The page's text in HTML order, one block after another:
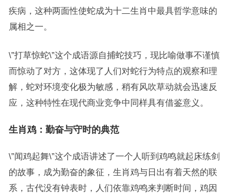
疾病，这种两面性使蛇成为十二生肖中最具哲学意味的
属相之一。
\”打草惊蛇\”这个成语源自捕蛇技巧，现比喻做事不谨慎
而惊动了对方，这体现了人们对蛇行为特点的观察和理
解，蛇对环境变化极为敏感，稍有风吹草动就会迅速反
应，这种特性在现代商业竞争中同样具有借鉴意义。
生肖鸡：勤奋与守时的典范
\”闻鸡起舞\”这个成语讲述了一个人听到鸡鸣就起床练剑
的故事，成为勤奋的象征，生肖鸡与日出有着天然的联
系，古代没有钟表时，人们依靠鸡鸣来判断时间，鸡因